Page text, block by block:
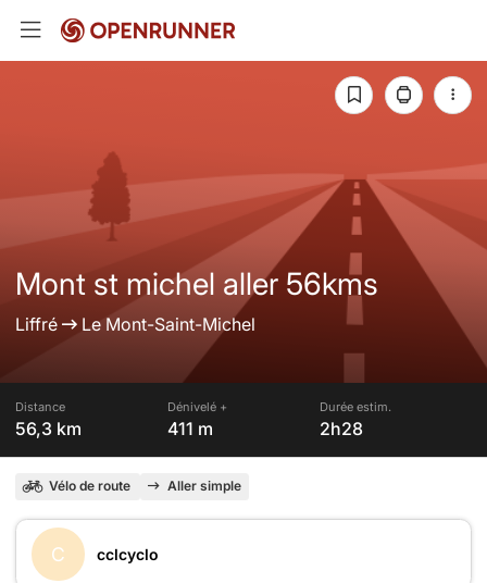
Mont st michel aller 56kms
Liffré Le Mont-Saint-Michel
Distance
56,3 km
Dénivelé +
411 m
Durée estim.
2h28
Vélo de route Aller simple
C cclcyclo